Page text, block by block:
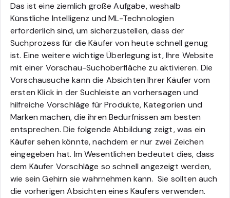
Das ist eine ziemlich große Aufgabe, weshalb
Künstliche Intelligenz und ML-Technologien
erforderlich sind, um sicherzustellen, dass der
Suchprozess für die Käufer von heute schnell genug
ist. Eine weitere wichtige Überlegung ist, Ihre Website
mit einer Vorschau-Suchoberfläche zu aktivieren. Die
Vorschausuche kann die Absichten Ihrer Käufer vom
ersten Klick in der Suchleiste an vorhersagen und
hilfreiche Vorschläge für Produkte, Kategorien und
Marken machen, die ihren Bedürfnissen am besten
entsprechen. Die folgende Abbildung zeigt, was ein
Käufer sehen könnte, nachdem er nur zwei Zeichen
eingegeben hat. Im Wesentlichen bedeutet dies, dass
dem Käufer Vorschläge so schnell angezeigt werden,
wie sein Gehirn sie wahrnehmen kann. Sie sollten auch
die vorherigen Absichten eines Käufers verwenden.